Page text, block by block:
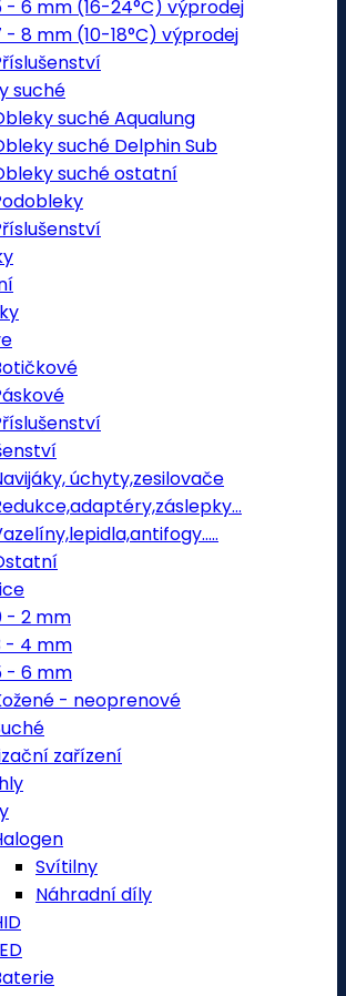
- 6 mm (16-24°C) výprodej
- 8 mm (10-18°C) výprodej
suché
suché Aqualung
suché Delphin Sub
suché ostatní
úchyty,zesilovače
- 2 mm
- 4 mm
- 6 mm
- neoprenové
zařízení
Svítilny
Náhradní díly